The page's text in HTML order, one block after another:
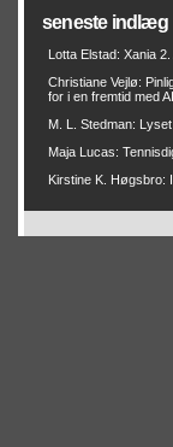
seneste indlæg
Lotta Elstad: Xania 2.
Christiane Vejlø:
for i en fremtid med AI
M. L. Stedman:
Maja Lucas:
Kirstine K.